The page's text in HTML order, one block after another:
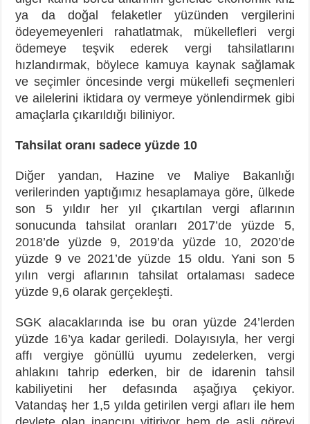
ya da doğal felaketler yüzünden vergilerini
ödeyemeyenleri rahatlatmak, mükellefleri vergi
ödemeye teşvik ederek vergi tahsilatlarını
hızlandırmak, böylece kamuya kaynak sağlamak
ve seçimler öncesinde vergi mükellefi seçmenleri
ve ailelerini iktidara oy vermeye yönlendirmek gibi
amaçlarla çıkarıldığı biliniyor.
Tahsilat oranı sadece yüzde 10
Diğer yandan, Hazine ve Maliye Bakanlığı
verilerinden yaptığımız hesaplamaya göre, ülkede
son 5 yıldır her yıl çıkartılan vergi aflarının
sonucunda tahsilat oranları 2017’de yüzde 5,
2018’de yüzde 9, 2019’da yüzde 10, 2020’de
yüzde 9 ve 2021’de yüzde 15 oldu. Yani son 5
yılın vergi aflarının tahsilat ortalaması sadece
yüzde 9,6 olarak gerçekleşti.
SGK alacaklarında ise bu oran yüzde 24’lerden
yüzde 16’ya kadar geriledi. Dolayısıyla, her vergi
affı vergiye gönüllü uyumu zedelerken, vergi
ahlakını tahrip ederken, bir de idarenin tahsil
kabiliyetini her defasında aşağıya çekiyor.
Vatandaş her 1,5 yılda getirilen vergi afları ile hem